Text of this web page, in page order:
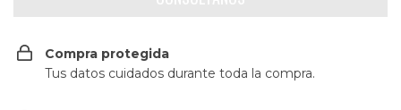
Compra protegida
Tus datos cuidados durante toda la compra.